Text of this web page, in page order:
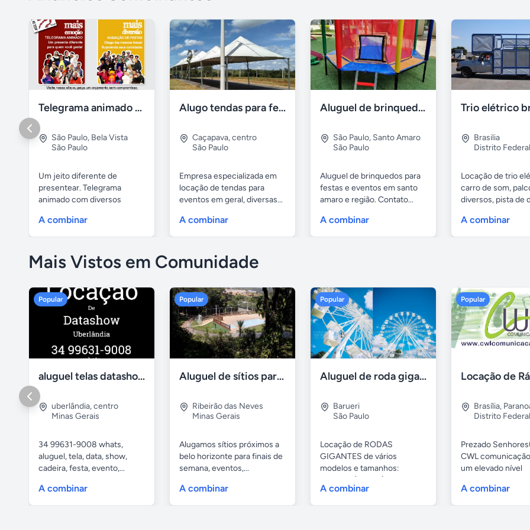
Telegrama animado - festas - presentes e eventos
São Paulo, Bela Vista
São Paulo
Um jeito diferente de
presentear. Telegrama
animado com diversos
A combinar
Alugo tendas para festa em caçapava e região
Caçapava,centro
São Paulo
Empresa especializada em
locação de tendas para
eventos em geral, diversas...
A combinar
Aluguel de brinquedos
São Paulo, Santo Amaro
São Paulo
Aluguel de brinquedos para
festas e eventos em santo
amaro e região. Contato...
A combinar
Trio elétrico
Brasilia
Distrito Federal
Locação de trio
carro de som,
diversos, pista de
A combinar
Mais Vistos em Comunidade
Popular
aluguel telas datashow cadeiras uberlândia
uberlândia,centro
Minas Gerais
34 99631-9008 whats,
aluguel, tela, data, show,
cadeira, festa, evento,...
A combinar
Popular
Aluguel de sítios para festas e eventos em BH
Ribeirão das Neves
Minas Gerais
Alugamos sítios próximos a
belo horizonte para finais de
semana, eventos,...
A combinar
Popular
Aluguel de roda gigante
Barueri
São Paulo
Locação de RODAS
GIGANTES de vários
modelos e tamanhos:
4,80mts (infantil), 6,...
A combinar
Popular
Brasília,
Distrito Federal
Prezado
CWL
um elevado nível
A combinar